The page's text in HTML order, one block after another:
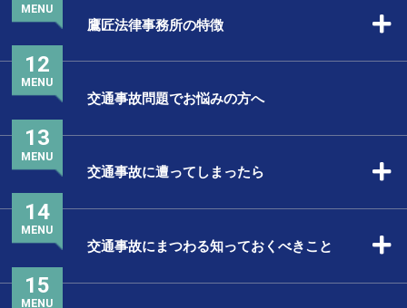
鷹匠法律事務所の特徴
MENU
交通事故問題でお悩みの方へ
12
MENU
交通事故に遭ってしまったら
13
MENU
交通事故にまつわる知っておくべきこと
14
MENU
15
MENU